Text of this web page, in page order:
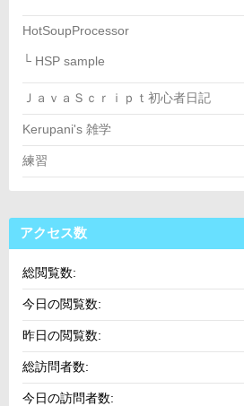
HotSoupProcessor
└ HSP sample
ＪａｖａＳｃｒｉｐｔ初心者日記
Kerupani's 雑学
練習
アクセス数
総閲覧数:
今日の閲覧数:
昨日の閲覧数:
総訪問者数:
今日の訪問者数: